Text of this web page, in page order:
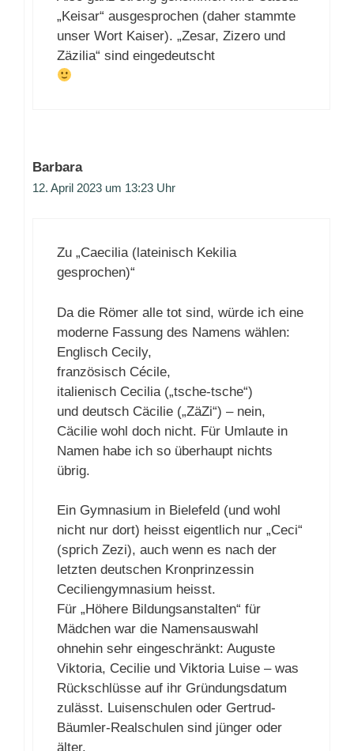
„Keisar“ ausgesprochen (daher stammte
unser Wort Kaiser). „Zesar, Zizero und
Zäzilia“ sind eingedeutscht
Barbara
12. April 2023 um 13:23 Uhr
Zu „Caecilia (lateinisch Kekilia
gesprochen)“
Da die Römer alle tot sind, würde ich eine
moderne Fassung des Namens wählen:
Englisch Cecily,
französisch Cécile,
italienisch Cecilia („tsche-tsche“)
und deutsch Cäcilie („ZäZi“) – nein,
Cäcilie wohl doch nicht. Für Umlaute in
Namen habe ich so überhaupt nichts
übrig.
Ein Gymnasium in Bielefeld (und wohl
nicht nur dort) heisst eigentlich nur „Ceci“
(sprich Zezi), auch wenn es nach der
letzten deutschen Kronprinzessin
Ceciliengymnasium heisst.
Für „Höhere Bildungsanstalten“ für
Mädchen war die Namensauswahl
ohnehin sehr eingeschränkt: Auguste
Viktoria, Cecilie und Viktoria Luise – was
Rückschlüsse auf ihr Gründungsdatum
zulässt. Luisenschulen oder Gertrud-
Bäumler-Realschulen sind jünger oder
älter.